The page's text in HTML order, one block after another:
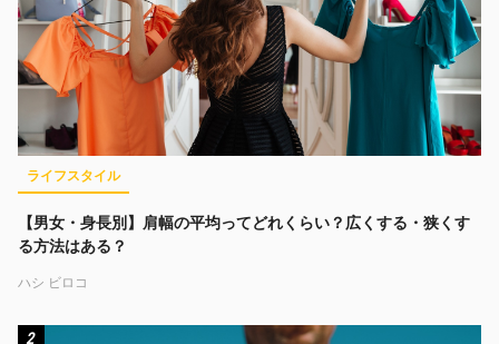
ライフスタイル
【男女・身長別】肩幅の平均ってどれくらい？広くする・狭くす
る方法はある？
ハシ ビロコ
2